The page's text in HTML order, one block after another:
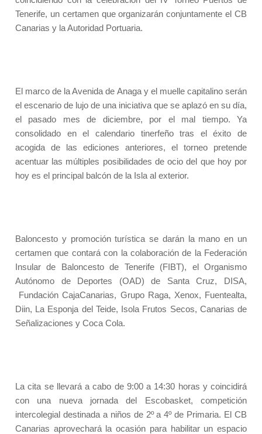
Tenerife, un certamen que organizarán conjuntamente el CB
Canarias y la Autoridad Portuaria.
El marco de la Avenida de Anaga y el muelle capitalino serán
el escenario de lujo de una iniciativa que se aplazó en su día,
el pasado mes de diciembre, por el mal tiempo. Ya
consolidado en el calendario tinerfeño tras el éxito de
acogida de las ediciones anteriores, el torneo pretende
acentuar las múltiples posibilidades de ocio del que hoy por
hoy es el principal balcón de la Isla al exterior.
Baloncesto y promoción turística se darán la mano en un
certamen que contará con la colaboración de la Federación
Insular de Baloncesto de Tenerife (FIBT), el Organismo
Autónomo de Deportes (OAD) de Santa Cruz, DISA,
Fundación CajaCanarias, Grupo Raga, Xenox, Fuentealta,
Diin, La Esponja del Teide, Isola Frutos Secos, Canarias de
Señalizaciones y Coca Cola.
La cita se llevará a cabo de 9:00 a 14:30 horas y coincidirá
con una nueva jornada del Escobasket, competición
intercolegial destinada a niños de 2º a 4º de Primaria. El CB
Canarias aprovechará la ocasión para habilitar un espacio